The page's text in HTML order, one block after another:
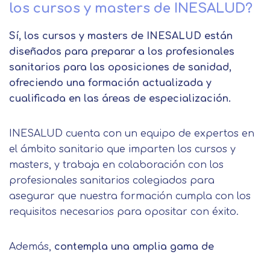
los cursos y masters de INESALUD?
Sí, los cursos y masters de INESALUD están
diseñados para preparar a los profesionales
sanitarios para las oposiciones de sanidad,
ofreciendo una formación actualizada y
cualificada en las áreas de especialización.
INESALUD cuenta con un equipo de expertos en
el ámbito sanitario que imparten los cursos y
masters, y trabaja en colaboración con los
profesionales sanitarios colegiados para
asegurar que nuestra formación cumpla con los
requisitos necesarios para opositar con éxito.
Además, contempla una amplia gama de